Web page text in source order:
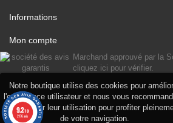
Notre boutique utilise des cookies pour
l'expérience utilisateur et nous vous
d'accepter leur utilisation pour profiter
de votre navigation.
Informations
Mon compte
Marchand approuvé par la
cliquez ici pour vérifier.
9.2/10
2176 avis